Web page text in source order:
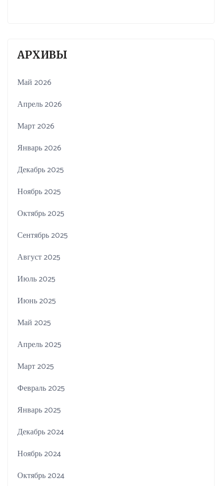
АРХИВЫ
Май 2026
Апрель 2026
Март 2026
Январь 2026
Декабрь 2025
Ноябрь 2025
Октябрь 2025
Сентябрь 2025
Август 2025
Июль 2025
Июнь 2025
Май 2025
Апрель 2025
Март 2025
Февраль 2025
Январь 2025
Декабрь 2024
Ноябрь 2024
Октябрь 2024